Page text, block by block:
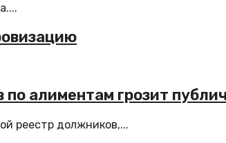
алиментам грозит
реестр должников,...